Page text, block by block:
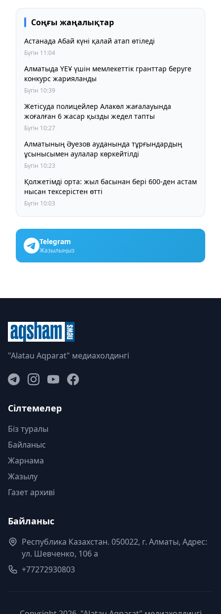
Соңғы жаңалықтар
Астанада Абай күні қалай атап өтіледі
Бүгін 11:04
Алматыда ҮЕҰ үшін мемлекеттік гранттар беруге
конкурс жарияланды
Бүгін 10:39
Жетісуда полицейлер Алакөл жағалауында
жоғалған 6 жасар қызды жедел тапты
Бүгін 10:27
Алматының Әуезов ауданында тұрғындардың
ұсынысымен аулалар көркейтілді
Бүгін 10:23
Қолжетімді орта: жыл басынан бері 600-ден астам
нысан тексерістен өтті
Бүгін 10:03
Telegram
Жазылыңыз
"Alatau Aqparat" медиахолдингі
Сілтемелер
Біз туралы
Байланыс
Жарнама
Жазылу
Газет архиві
Байланыс
Республика Казахстан. 050022, г. Алматы, Адрес:
ул. Шевченко, 106 а
+77272930803